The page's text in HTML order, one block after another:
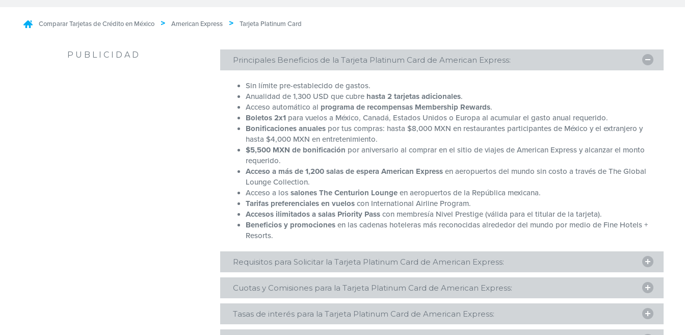
Comparar Tarjetas de Crédito en México > American Express > Tarjeta Platinum Card
P U B L I C I D A D
Principales Beneficios de la Tarjeta Platinum Card de American Express:
Sin límite pre-establecido de gastos.
Anualidad de 1,300 USD que cubre hasta 2 tarjetas adicionales.
Acceso automático al programa de recompensas Membership Rewards.
Boletos 2x1 para vuelos a México, Canadá, Estados Unidos o Europa al acumular el gasto anual requerido.
Bonificaciones anuales por tus compras: hasta $8,000 MXN en restaurantes participantes de México y el extranjero y
hasta $4,000 MXN en entretenimiento.
$5,500 MXN de bonificación por aniversario al comprar en el sitio de viajes de American Express y alcanzar el monto
requerido.
Acceso a más de 1,200 salas de espera American Express en aeropuertos del mundo sin costo a través de The Global
Lounge Collection.
Acceso a los salones The Centurion Lounge en aeropuertos de la República mexicana.
Tarifas preferenciales en vuelos con International Airline Program.
Accesos ilimitados a salas Priority Pass con membresía Nivel Prestige (válida para el titular de la tarjeta).
Beneficios y promociones en las cadenas hoteleras más reconocidas alrededor del mundo por medio de Fine Hotels +
Resorts.
Requisitos para Solicitar la Tarjeta Platinum Card de American Express:
Buen historial crediticio (sin atrasos ni sobregiros)
Ser mayor de 18 años.
Antigüedad en el empleo mínimo 3 meses.
Tener ingresos mínimos de $100,000.00 pesos M.N. (cien mil pesos M.N.).
Comprobación de ingresos con una de las siguientes opciones: últimos 3 meses de Estados de Cuenta de cheques o de
inversión a nombre del solicitante de La Tarjeta o los recibos de nómina de los tres últimos meses.
Cuotas y Comisiones para la Tarjeta Platinum Card de American Express:
Cuota Anual Tarjetas Adicionales: $ 230 Dólares + IVA
Tasas de interés para la Tarjeta Platinum Card de American Express: